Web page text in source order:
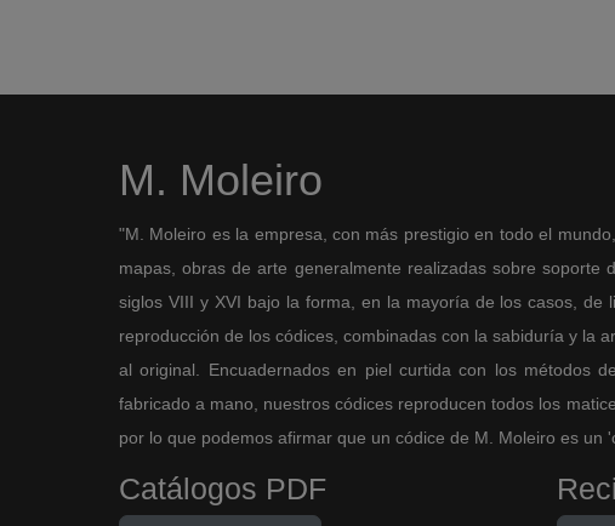
M. Moleiro
"M. Moleiro es la empresa, con más prestigio en todo el
mapas, obras de arte generalmente realizadas sobre soporte
siglos VIII y XVI bajo la forma, en la mayoría de los casos, de
reproducción de los códices, combinadas con la sabiduría y la
al original. Encuadernados en piel curtida con los métodos
fabricado a mano, nuestros códices reproducen todos los
por lo que podemos afirmar que un códice de M. Moleiro es un
Catálogos PDF